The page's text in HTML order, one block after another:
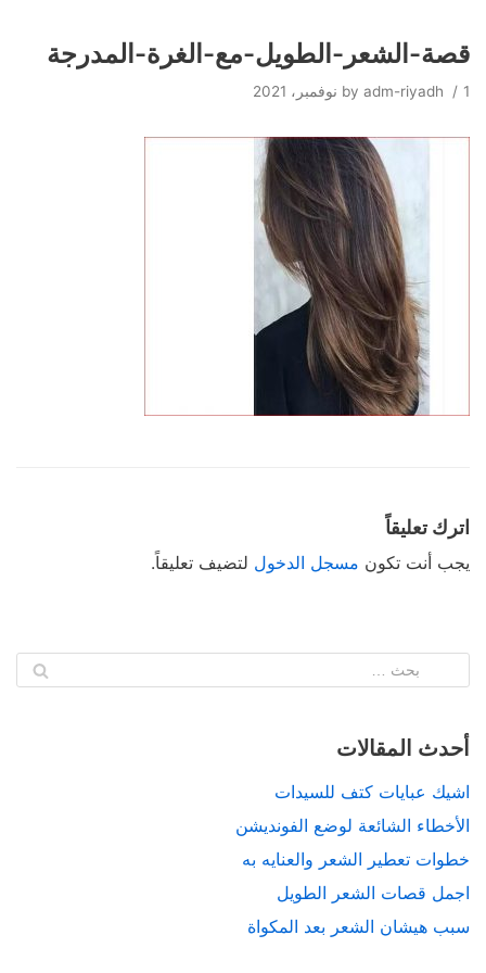
Skip
to
قصة-الشعر-الطويل-مع-الغرة-المدرجة
by adm-riyadh 1 نوفمبر، 2021
اترك تعليقاً
يجب أنت تكون مسجل الدخول لتضيف تعليقاً.
أحدث المقالات
اشيك عبايات كتف للسيدات
الأخطاء الشائعة لوضع الفونديشن
خطوات تعطير الشعر والعنايه به
اجمل قصات الشعر الطويل
سبب هيشان الشعر بعد المكواة